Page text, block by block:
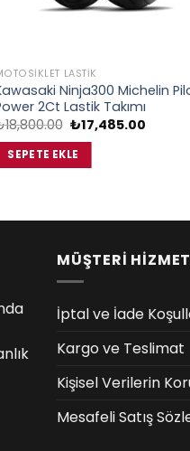
LASTIK
Ninja300 Michelin
2Ct Lastik Takımı
18,800.00 Orijinal
fiyat:
₺18,800.00.
₺17,485.00Şu
SEPETE EKLE
MÜŞTERİ
İptal ve İade
Kargo ve Teslimat
Kişisel Verilerin
Mesafeli Satış